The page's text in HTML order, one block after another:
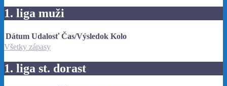
1. liga muži
Dátum Udalosť Čas/Výsledok Kolo
Všetky zápasy
1. liga st. dorast